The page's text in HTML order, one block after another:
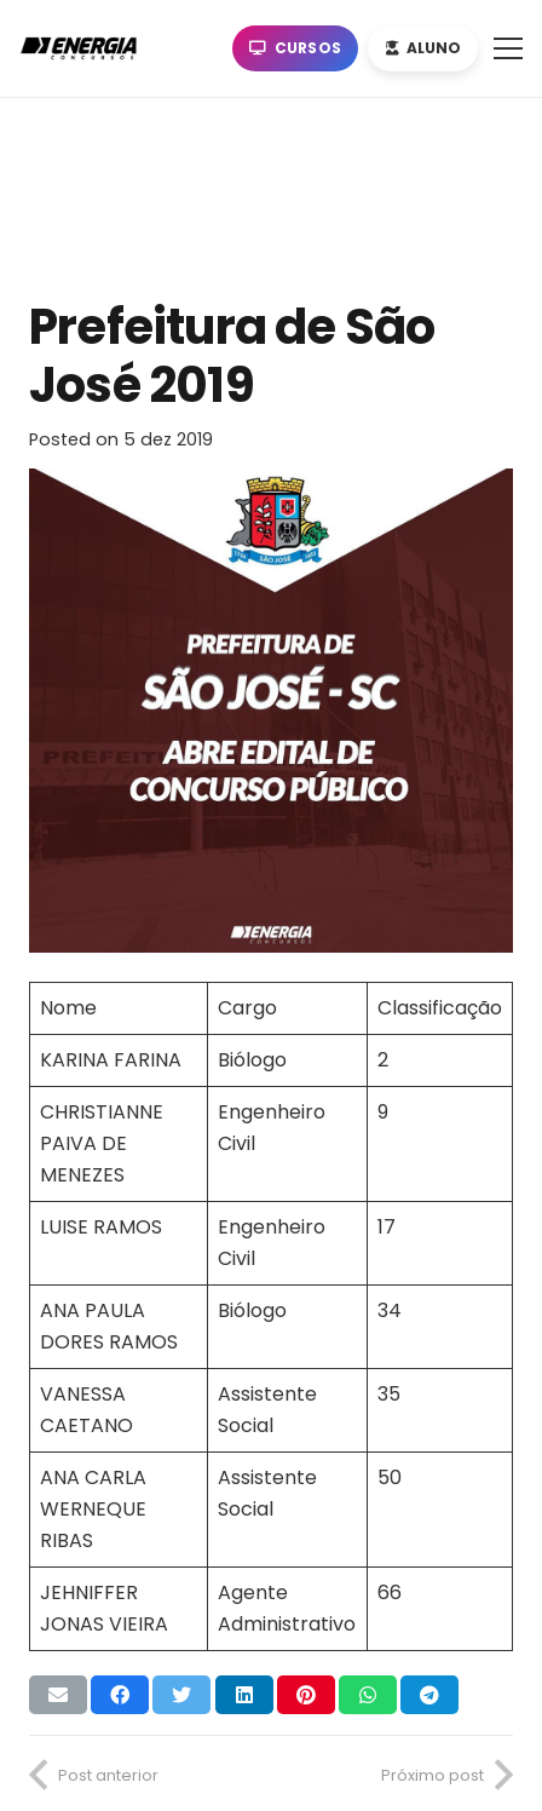
CURSOS ALUNO
Prefeitura de São
José 2019
Posted on 5 dez 2019
Nome Cargo
Classificação
KARINA FARINA
Biólogo
2
CHRISTIANNE
PAIVA DE
MENEZES
Engenheiro
Civil
9
LUISE RAMOS
Engenheiro
Civil
17
ANA PAULA
DORES RAMOS
Biólogo 34
VANESSA
CAETANO
Assistente
Social
35
ANA CARLA
WERNEQUE
RIBAS
Assistente
Social
50
JEHNIFFER
JONAS VIEIRA
Agente
Administrativo
66
Post anterior Próximo post